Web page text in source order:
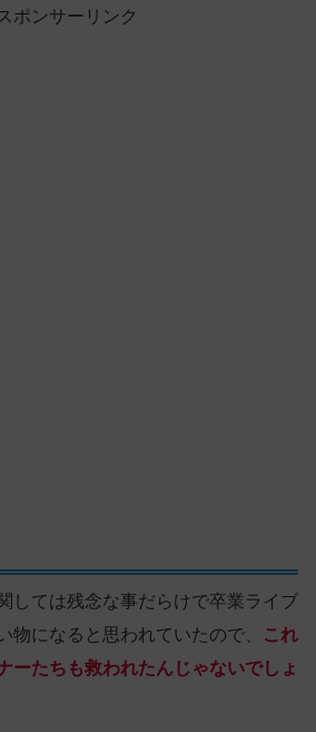
スポンサーリンク
しては残念な事だらけで卒業ライブ
物になると思われていたので、
これ
ーたちも救われたんじゃないでしょ